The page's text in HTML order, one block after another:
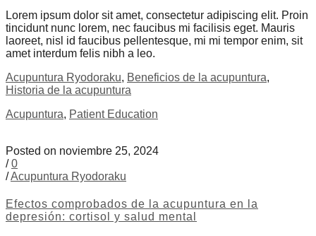
Lorem ipsum dolor sit amet, consectetur adipiscing elit. Proin
tincidunt nunc lorem, nec faucibus mi facilisis eget. Mauris
laoreet, nisl id faucibus pellentesque, mi mi tempor enim, sit
amet interdum felis nibh a leo.
Acupuntura Ryodoraku, Beneficios de la acupuntura,
Historia de la acupuntura
Acupuntura, Patient Education
Posted on noviembre 25, 2024
/0
/Acupuntura Ryodoraku
Efectos comprobados de la acupuntura en la
depresión: cortisol y salud mental